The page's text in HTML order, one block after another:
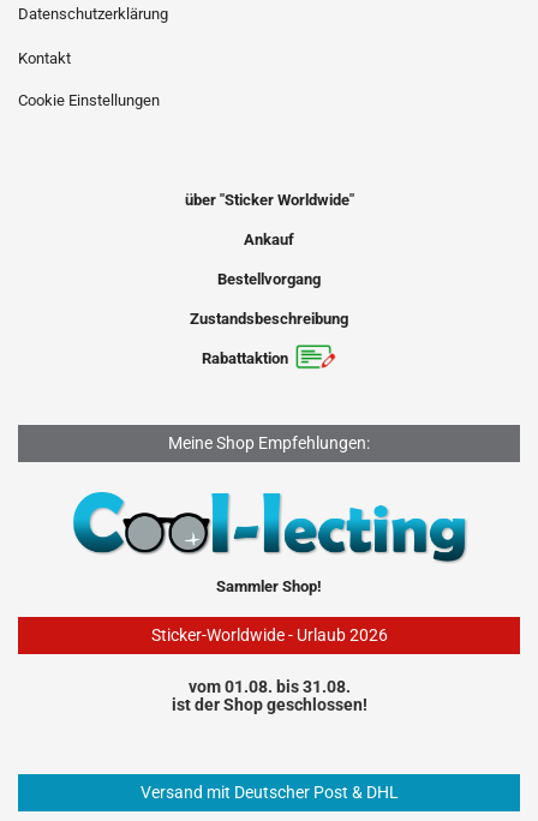
Datenschutzerklärung
Kontakt
Cookie Einstellungen
über "Sticker Worldwide"
Ankauf
Bestellvorgang
Zustandsbeschreibung
Rabattaktion
Meine Shop Empfehlungen:
Sammler Shop!
Sticker-Worldwide - Urlaub 2026
vom 01.08. bis 31.08.
ist der Shop geschlossen!
Versand mit Deutscher Post & DHL